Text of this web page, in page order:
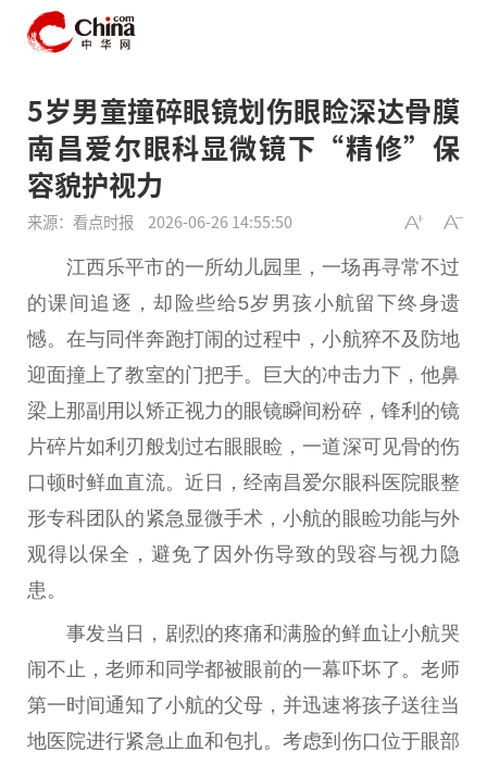
5岁男童撞碎眼镜划伤眼睑深达骨膜
南昌爱尔眼科显微镜下“精修”保
容貌护视力
来源：看点时报 2026-06-26 14:55:50
江西乐平市的一所幼儿园里，一场再寻常不过
的课间追逐，却险些给5岁男孩小航留下终身遗
憾。在与同伴奔跑打闹的过程中，小航猝不及防地
迎面撞上了教室的门把手。巨大的冲击力下，他鼻
梁上那副用以矫正视力的眼镜瞬间粉碎，锋利的镜
片碎片如利刃般划过右眼眼睑，一道深可见骨的伤
口顿时鲜血直流。近日，经南昌爱尔眼科医院眼整
形专科团队的紧急显微手术，小航的眼睑功能与外
观得以保全，避免了因外伤导致的毁容与视力隐
患。
事发当日，剧烈的疼痛和满脸的鲜血让小航哭
闹不止，老师和同学都被眼前的一幕吓坏了。老师
第一时间通知了小航的父母，并迅速将孩子送往当
地医院进行紧急止血和包扎。考虑到伤口位于眼部